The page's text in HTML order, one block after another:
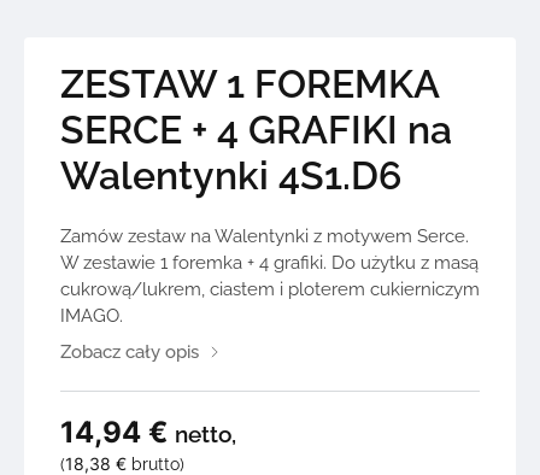
ZESTAW 1 FOREMKA
SERCE + 4 GRAFIKI na
Walentynki 4S1.D6
Zamów zestaw na Walentynki z motywem Serce.
W zestawie 1 foremka + 4 grafiki. Do użytku z masą
cukrową/lukrem, ciastem i ploterem cukierniczym
IMAGO.
Zobacz cały opis
14,94 € netto,
(18,38 € brutto)